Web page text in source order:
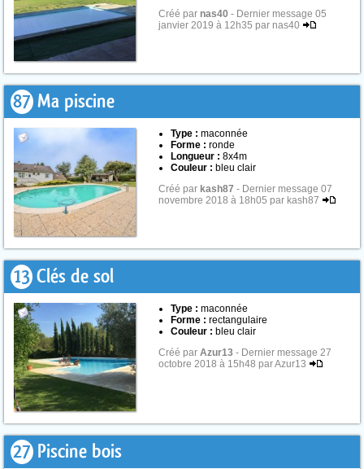
Créé par nas40 - Dernier message 05
janvier 2019 à 12h35 par nas40
87 Ma piscine
Type : maconnée
Forme : ronde
Longueur : 8x4m
Couleur : bleu clair
Créé par kash87 - Dernier message 07
novembre 2018 à 18h05 par kash87
13 Clés de sol
Type : maconnée
Forme : rectangulaire
Couleur : bleu clair
Créé par Azur13 - Dernier message 27
octobre 2018 à 15h48 par Azur13
27 Piscine bois